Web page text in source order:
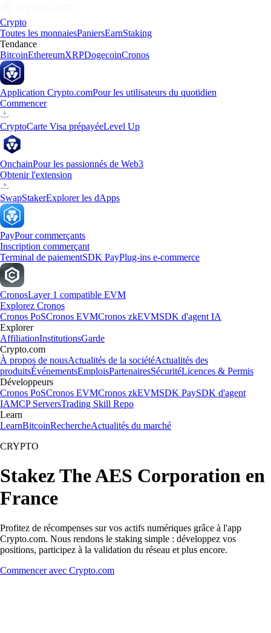
Crypto
Toutes les monnaiesPaniersEarnStaking
Tendance
BitcoinEthereumXRPDogecoinCronos
Application Crypto.comPour les utilisateurs du quotidien
Commencer
CryptoCarte Visa prépayéeLevel Up
OnchainPour les passionnés de Web3
Obtenir l'extension
SwapStakerExplorer les dApps
PayPour commerçants
Inscription commerçant
Terminal de paiementSDK PayPlug-ins e-commerce
CronosLayer 1 compatible EVM
Explorez Cronos
Cronos PoSCronos EVMCronos zkEVMSDK d'agent IA
Explorer
AffiliationInstitutionsGarde
Crypto.com
À propos de nousActualités de la sociétéActualités des
produitsÉvénementsEmploisPartenairesSécuritéLicences & Permis
Développeurs
Cronos PoSCronos EVMCronos zkEVMSDK PaySDK d'agent
IAMCP ServersTrading Skill Repo
Learn
LearnBitcoinRechercheActualités du marché
CRYPTO
Stakez The AES Corporation en
France
Profitez de récompenses sur vos actifs numériques grâce à l'app
Crypto.com. Nous rendons le staking simple : développez vos
positions, participez à la validation du réseau et plus encore.
Commencer avec Crypto.com